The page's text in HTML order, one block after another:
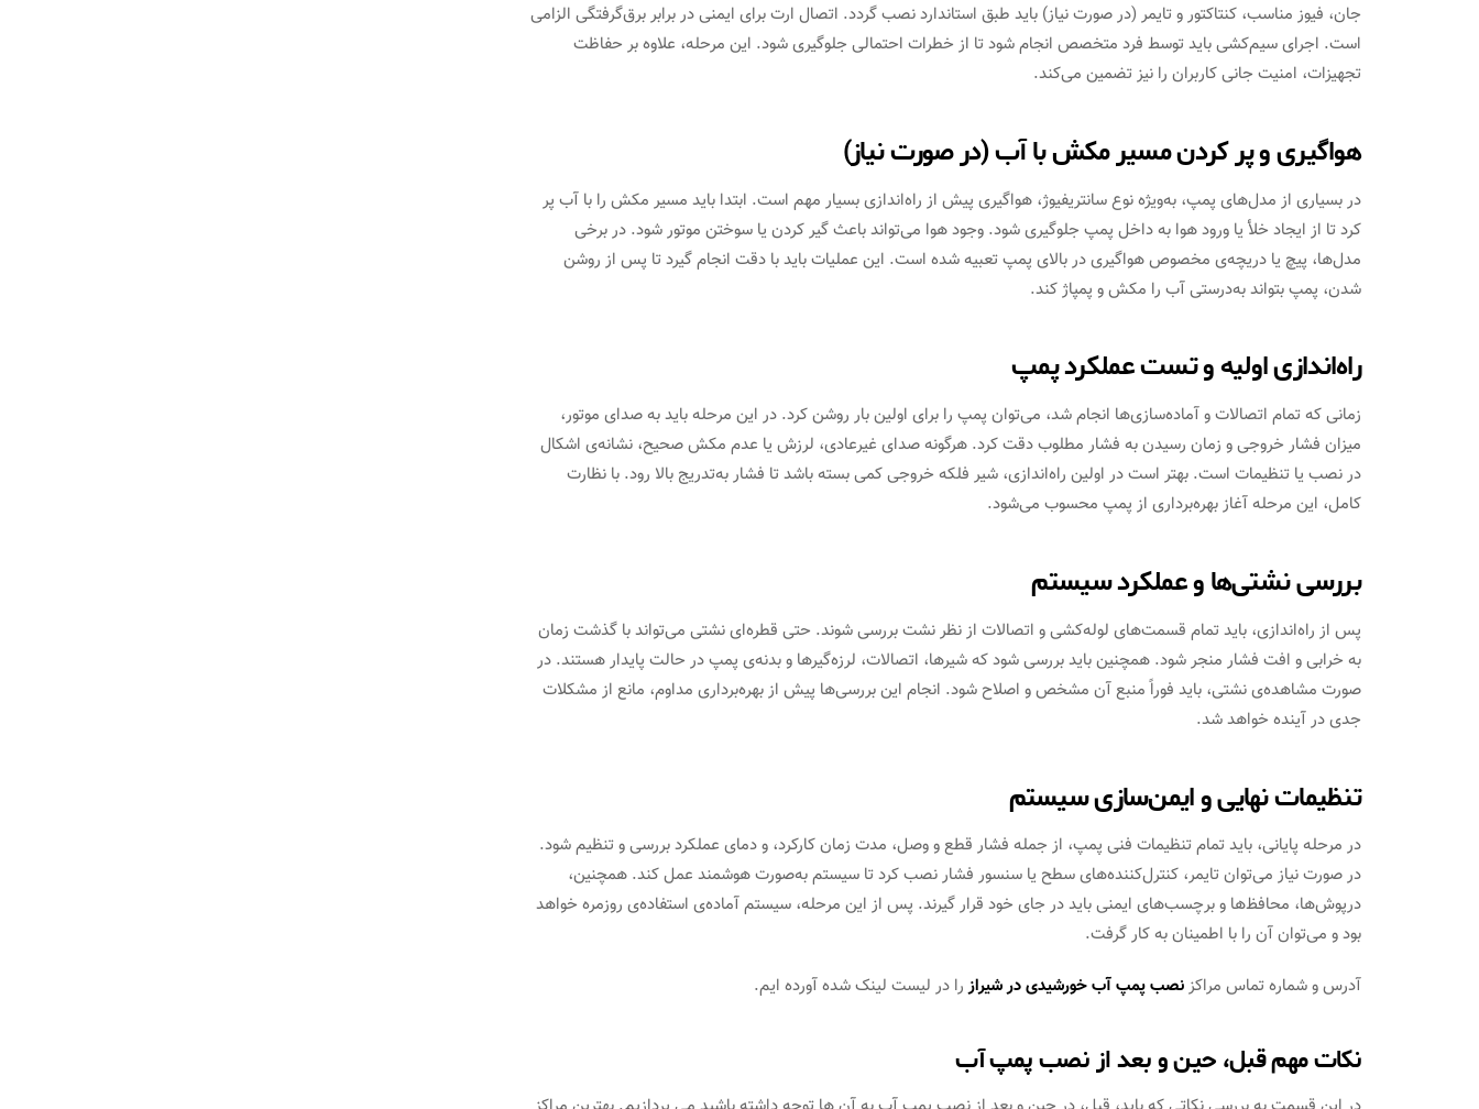
جان، فیوز مناسب، کنتاکتور و تایمر (در صورت نیاز) باید طبق استاندارد نصب گردد. اتصال ارت برای ایمنی در برابر برق‌گرفتگی الزامی
است. اجرای سیم‌کشی باید توسط فرد متخصص انجام شود تا از خطرات احتمالی جلوگیری شود. این مرحله، علاوه بر حفاظت
تجهیزات، امنیت جانی کاربران را نیز تضمین می‌کند.
هواگیری و پر کردن مسیر مکش با آب (در صورت نیاز)
در بسیاری از مدل‌های پمپ، به‌ویژه نوع سانتریفیوژ، هواگیری پیش از راه‌اندازی بسیار مهم است. ابتدا باید مسیر مکش را با آب پر
کرد تا از ایجاد خلأ یا ورود هوا به داخل پمپ جلوگیری شود. وجود هوا می‌تواند باعث گیر کردن یا سوختن موتور شود. در برخی
مدل‌ها، پیچ یا دریچه‌ی مخصوص هواگیری در بالای پمپ تعبیه شده است. این عملیات باید با دقت انجام گیرد تا پس از روشن
شدن، پمپ بتواند به‌درستی آب را مکش و پمپاژ کند.
راه‌اندازی اولیه و تست عملکرد پمپ
زمانی که تمام اتصالات و آماده‌سازی‌ها انجام شد، می‌توان پمپ را برای اولین بار روشن کرد. در این مرحله باید به صدای موتور،
میزان فشار خروجی و زمان رسیدن به فشار مطلوب دقت کرد. هرگونه صدای غیرعادی، لرزش یا عدم مکش صحیح، نشانه‌ی اشکال
در نصب یا تنظیمات است. بهتر است در اولین راه‌اندازی، شیر فلکه خروجی کمی بسته باشد تا فشار به‌تدریج بالا رود. با نظارت
کامل، این مرحله آغاز بهره‌برداری از پمپ محسوب می‌شود.
بررسی نشتی‌ها و عملکرد سیستم
پس از راه‌اندازی، باید تمام قسمت‌های لوله‌کشی و اتصالات از نظر نشت بررسی شوند. حتی قطره‌ای نشتی می‌تواند با گذشت زمان
به خرابی و افت فشار منجر شود. همچنین باید بررسی شود که شیرها، اتصالات، لرزه‌گیرها و بدنه‌ی پمپ در حالت پایدار هستند. در
صورت مشاهده‌ی نشتی، باید فوراً منبع آن مشخص و اصلاح شود. انجام این بررسی‌ها پیش از بهره‌برداری مداوم، مانع از مشکلات
جدی در آینده خواهد شد.
تنظیمات نهایی و ایمن‌سازی سیستم
در مرحله پایانی، باید تمام تنظیمات فنی پمپ، از جمله فشار قطع و وصل، مدت زمان کارکرد، و دمای عملکرد بررسی و تنظیم شود.
در صورت نیاز می‌توان تایمر، کنترل‌کننده‌های سطح یا سنسور فشار نصب کرد تا سیستم به‌صورت هوشمند عمل کند. همچنین،
درپوش‌ها، محافظ‌ها و برچسب‌های ایمنی باید در جای خود قرار گیرند. پس از این مرحله، سیستم آماده‌ی استفاده‌ی روزمره خواهد
بود و می‌توان آن را با اطمینان به کار گرفت.
آدرس و شماره تماس مراکزنصب پمپ آب خورشیدی در شیرازرا در لیست لینک شده آورده ایم.
نکات مهم قبل، حین و بعد از نصب پمپ آب